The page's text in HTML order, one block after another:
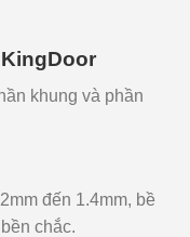
khung và phần
đến 1.4mm, bề
chắc.